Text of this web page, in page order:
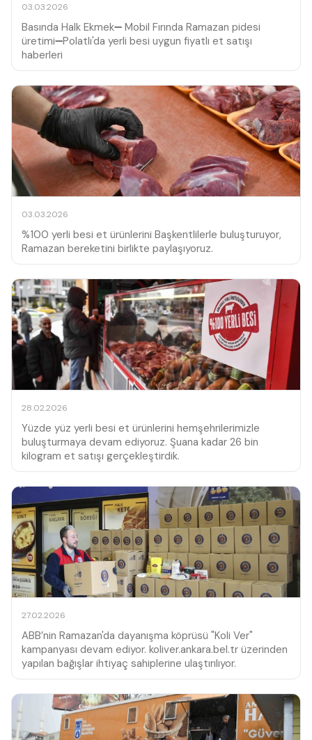
03.03.2026
Basında Halk Ekmek➖ Mobil Fırında Ramazan pidesi
üretimi➖Polatlı'da yerli besi uygun fiyatlı et satışı
haberleri
03.03.2026
%100 yerli besi et ürünlerini Başkentlilerle buluşturuyor,
Ramazan bereketini birlikte paylaşıyoruz.
28.02.2026
Yüzde yüz yerli besi et ürünlerini hemşehrilerimizle
buluşturmaya devam ediyoruz. Şuana kadar 26 bin
kilogram et satışı gerçekleştirdik.
27.02.2026
ABB’nin Ramazan'da dayanışma köprüsü "Koli Ver"
kampanyası devam ediyor. koliver.ankara.bel.tr üzerinden
yapılan bağışlar ihtiyaç sahiplerine ulaştırılıyor.